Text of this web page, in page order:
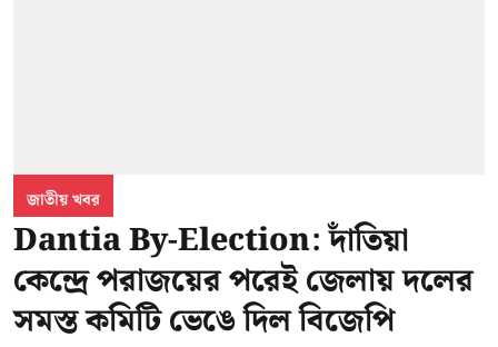
জাতীয় খবর
Dantia By-Election: দাঁতিয়া
কেন্দ্রে পরাজয়ের পরেই জেলায় দলের
সমস্ত কমিটি ভেঙে দিল বিজেপি